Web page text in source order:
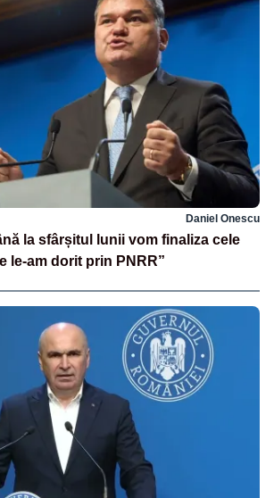
Daniel Onescu
la sfârșitul lunii vom finaliza cele
le-am dorit prin PNRR”